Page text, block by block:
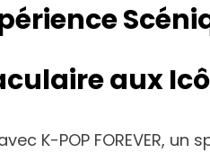
aux
K-POP FOREVER,